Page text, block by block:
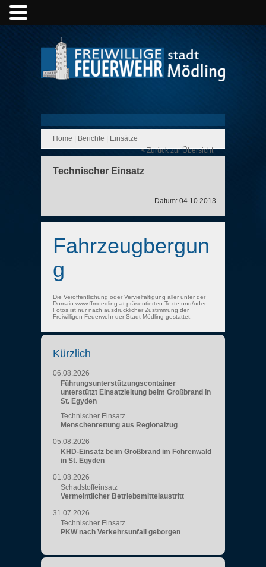
Home Berichte
Einsätze
< Zurück zur Übersicht
Technischer Einsatz
Datum: 04.10.2013
Fahrzeugbergun
g
Die Veröffentlichung oder Vervielfältigung aller unter der
Domain www.ffmoedling.at präsentierten Texte und/oder
Fotos ist nur nach ausdrücklicher Zustimmung der
Freiwilligen Feuerwehr der Stadt Mödling gestattet.
Kürzlich
06.08.2026
Führungsunterstützungscontainer
unterstützt Einsatzleitung beim Großbrand in
St. Egyden
Technischer Einsatz
Menschenrettung aus Regionalzug
05.08.2026
KHD-Einsatz beim Großbrand im Föhrenwald
in St. Egyden
01.08.2026
Schadstoffeinsatz
Vermeintlicher Betriebsmittelaustritt
31.07.2026
Technischer Einsatz
PKW nach Verkehrsunfall geborgen